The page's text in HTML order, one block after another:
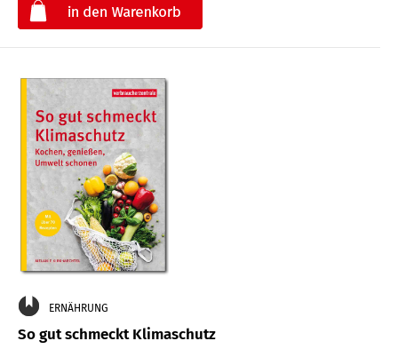
ERNÄHRUNG
So gut schmeckt Klimaschutz